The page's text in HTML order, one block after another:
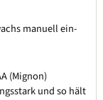
manuell ein-
(Mignon)
und so hält